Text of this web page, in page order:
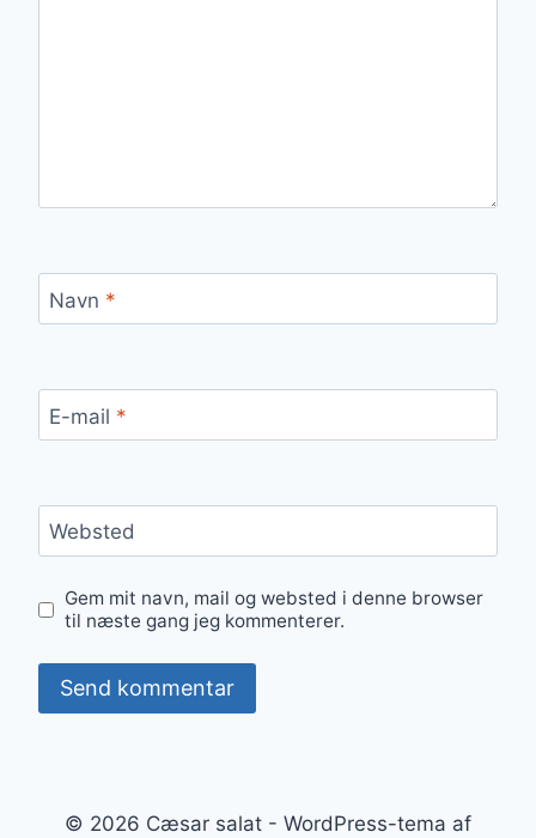
Navn *
E-mail *
Websted
Gem mit navn, mail og websted i denne browser
til næste gang jeg kommenterer.
© 2026 Cæsar salat - WordPress-tema af